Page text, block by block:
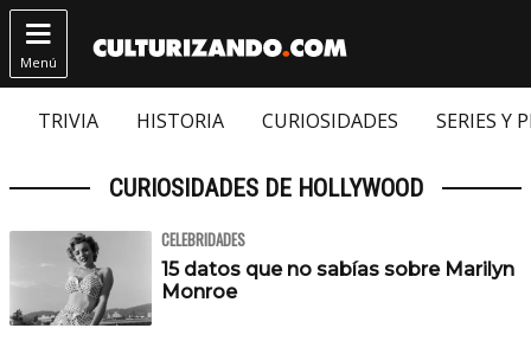

Menú
TRIVIA HISTORIA CURIOSIDADES SERIES Y
CURIOSIDADES DE HOLLYWOOD
CELEBRIDADES
15 datos que no sabías sobre Marilyn
Monroe